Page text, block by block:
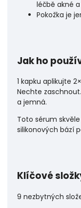
léčbě akné
Pokožka je
Jak ho
1 kapku aplikujte
Nechte
a jemná.
Toto sérum
silikonových bází
Klíčové
9 nezbytných